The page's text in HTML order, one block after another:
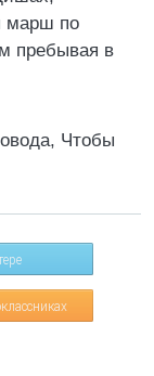
марш по
пребывая в
Чтобы